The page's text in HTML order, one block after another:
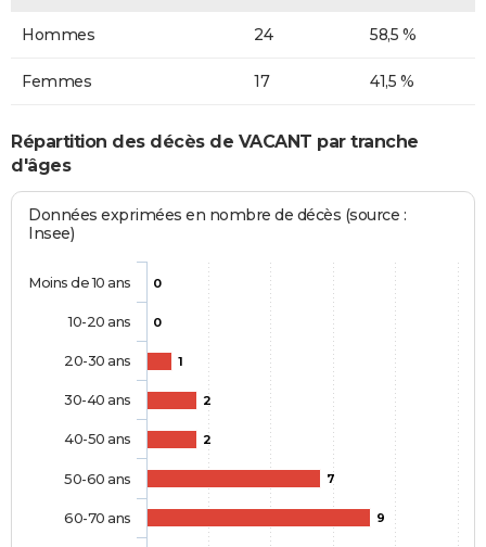
Hommes 24 58,5 %
Femmes 17 41,5 %
Répartition des décès de VACANT par tranche
d'âges
Données exprimées en nombre de décès (source :
Insee)
0
0
1
2
2
7
9
Moins de 10 ans
10-20 ans
20-30 ans
30-40 ans
40-50 ans
50-60 ans
60-70 ans